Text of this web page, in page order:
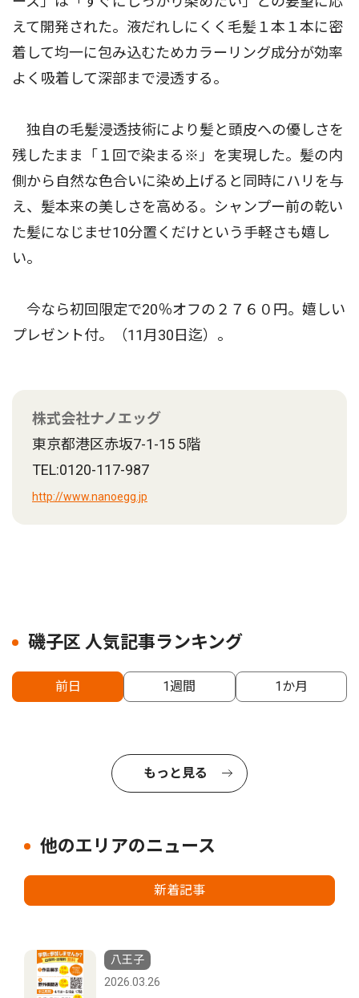
えて開発された。液だれしにくく毛髪１本１本に密
着して均一に包み込むためカラーリング成分が効率
よく吸着して深部まで浸透する。
独自の毛髪浸透技術により髪と頭皮への優しさを
残したまま「１回で染まる※」を実現した。髪の内
側から自然な色合いに染め上げると同時にハリを与
え、髪本来の美しさを高める。シャンプー前の乾い
た髪になじませ10分置くだけという手軽さも嬉し
い。
今なら初回限定で20％オフの２７６０円。嬉しい
プレゼント付。（11月30日迄）。
株式会社ナノエッグ
東京都港区赤坂7-1-15 5階
TEL:0120-117-987
http://www.nanoegg.jp
磯子区 人気記事ランキング
前日 1週間 1か月
もっと見る
他のエリアのニュース
新着記事
八王子
2026.03.26